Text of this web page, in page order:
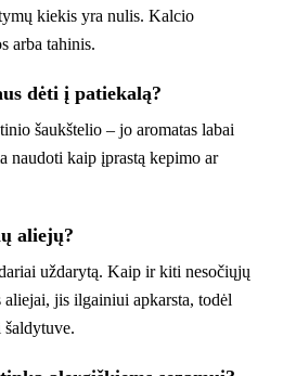
kiekis yra nulis. Kalcio
arba tahinis.
dėti į patiekalą?
šaukštelio – jo aromatas labai
naudoti kaip įprastą kepimo ar
aliejų?
uždarytą. Kaip ir kiti nesočiųjų
jis ilgainiui apkarsta, todėl